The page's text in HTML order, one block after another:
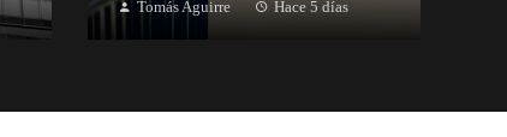
Tomás Aguirre Hace 5 días